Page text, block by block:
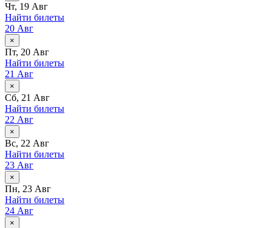
Чт, 19 Авг
Найти билеты
20 Авг
×
Пт, 20 Авг
Найти билеты
21 Авг
×
Сб, 21 Авг
Найти билеты
22 Авг
×
Вс, 22 Авг
Найти билеты
23 Авг
×
Пн, 23 Авг
Найти билеты
24 Авг
×